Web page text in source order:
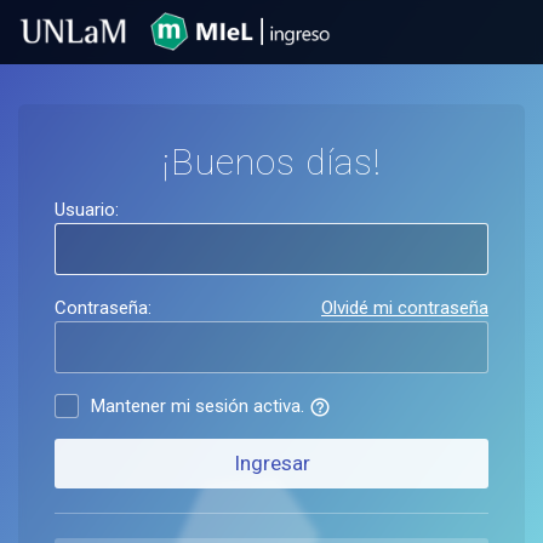
¡Buenos días!
Usuario:
Contraseña: Olvidé mi contraseña
Mantener mi sesión activa. help_outline
Ingresar